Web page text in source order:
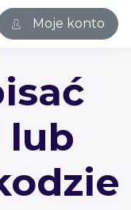
Moje konto
lub